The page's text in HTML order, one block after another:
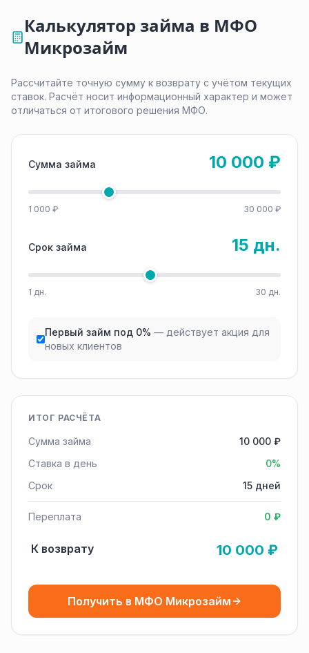
Калькулятор займа в МФО
Микрозайм
Рассчитайте точную сумму к возврату с учётом текущих
ставок. Расчёт носит информационный характер и может
отличаться от итогового решения МФО.
Сумма займа 10 000 ₽
1 000 ₽ 30 000 ₽
Срок займа 15 дн.
1 дн. 30 дн.
Первый займ под 0% — действует акция для
новых клиентов
ИТОГ РАСЧЁТА
Сумма займа
10 000 ₽
Ставка в день
0%
Срок
15 дней
Переплата 0 ₽
К возврату 10 000 ₽
Получить в МФО Микрозайм